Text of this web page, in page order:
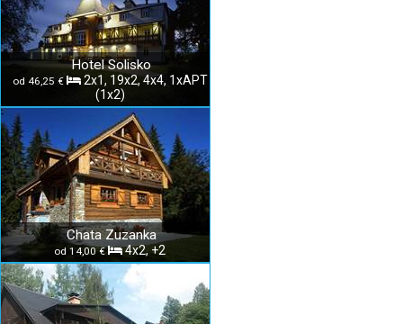
Hotel Solisko
od 46,25 €
2x1, 19x2, 4x4, 1xAPT
(1x2)
Chata Zuzanka
od 14,00 € 4x2, +2